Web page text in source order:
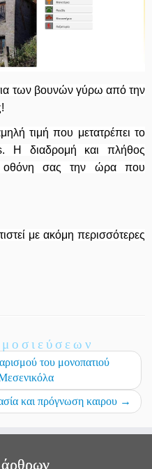
των βουνών γύρω από την
τιμή που μετατρέπει το
Η διαδρομή και πλήθος
οθόνη σας την ώρα που
με ακόμη περισσότερες
του μονοπατιού
και πρόγνωση καιρου →
άρθρων